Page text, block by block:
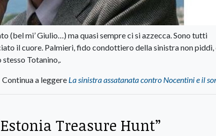
(bel mi’ Giulio…) ma quasi sempre ci si azzecca. Sono tutti
il cuore. Palmieri, fido condottiero della sinistra non piddì,
Totanino,.
Continua a leggere La sinistra assatanata contro Nocentini e il
Treasure Hunt”